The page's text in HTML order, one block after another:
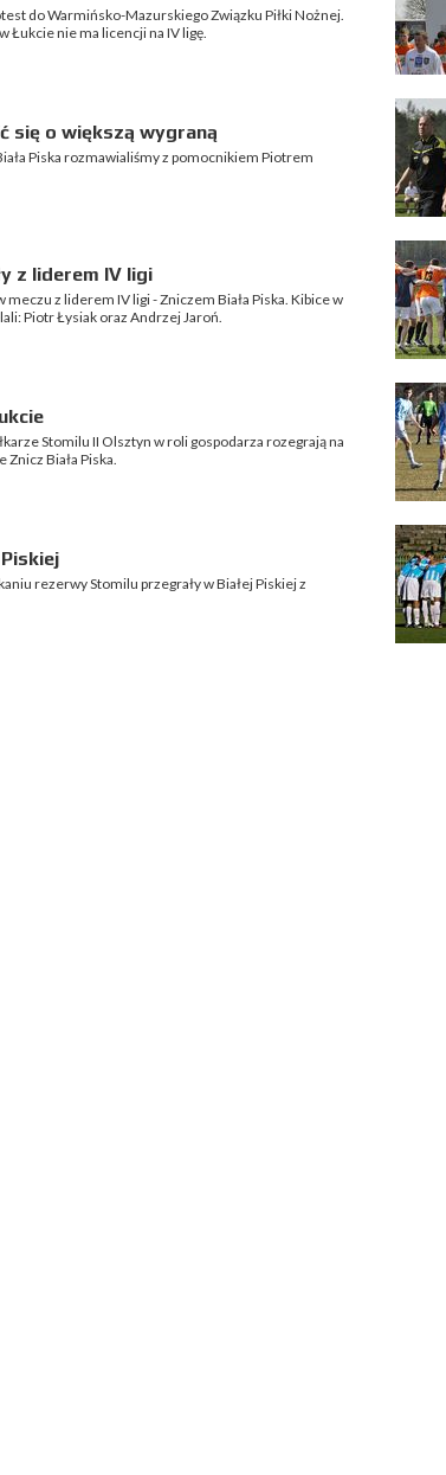
do Warmińsko-Mazurskiego Związku Piłki Nożnej.
Łukcie nie ma licencji na IV ligę.
się o większą wygraną
Piska rozmawialiśmy z pomocnikiem Piotrem
z liderem IV ligi
meczu z liderem IV ligi - Zniczem Biała Piska. Kibice w
Piotr Łysiak oraz Andrzej Jaroń.
Stomilu II Olsztyn w roli gospodarza rozegrają na
Biała Piska.
rezerwy Stomilu przegrały w Białej Piskiej z